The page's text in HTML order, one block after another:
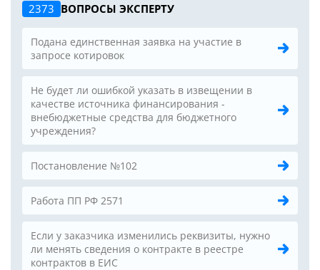
2373 ВОПРОСЫ ЭКСПЕРТУ
Подана единственная заявка на участие в
запросе котировок
Не будет ли ошибкой указать в извещении в
качестве источника финансирования -
внебюджетные средства для бюджетного
учреждения?
Постановление №102
Работа ПП РФ 2571
Если у заказчика изменились реквизиты, нужно
ли менять сведения о контракте в реестре
контрактов в ЕИС